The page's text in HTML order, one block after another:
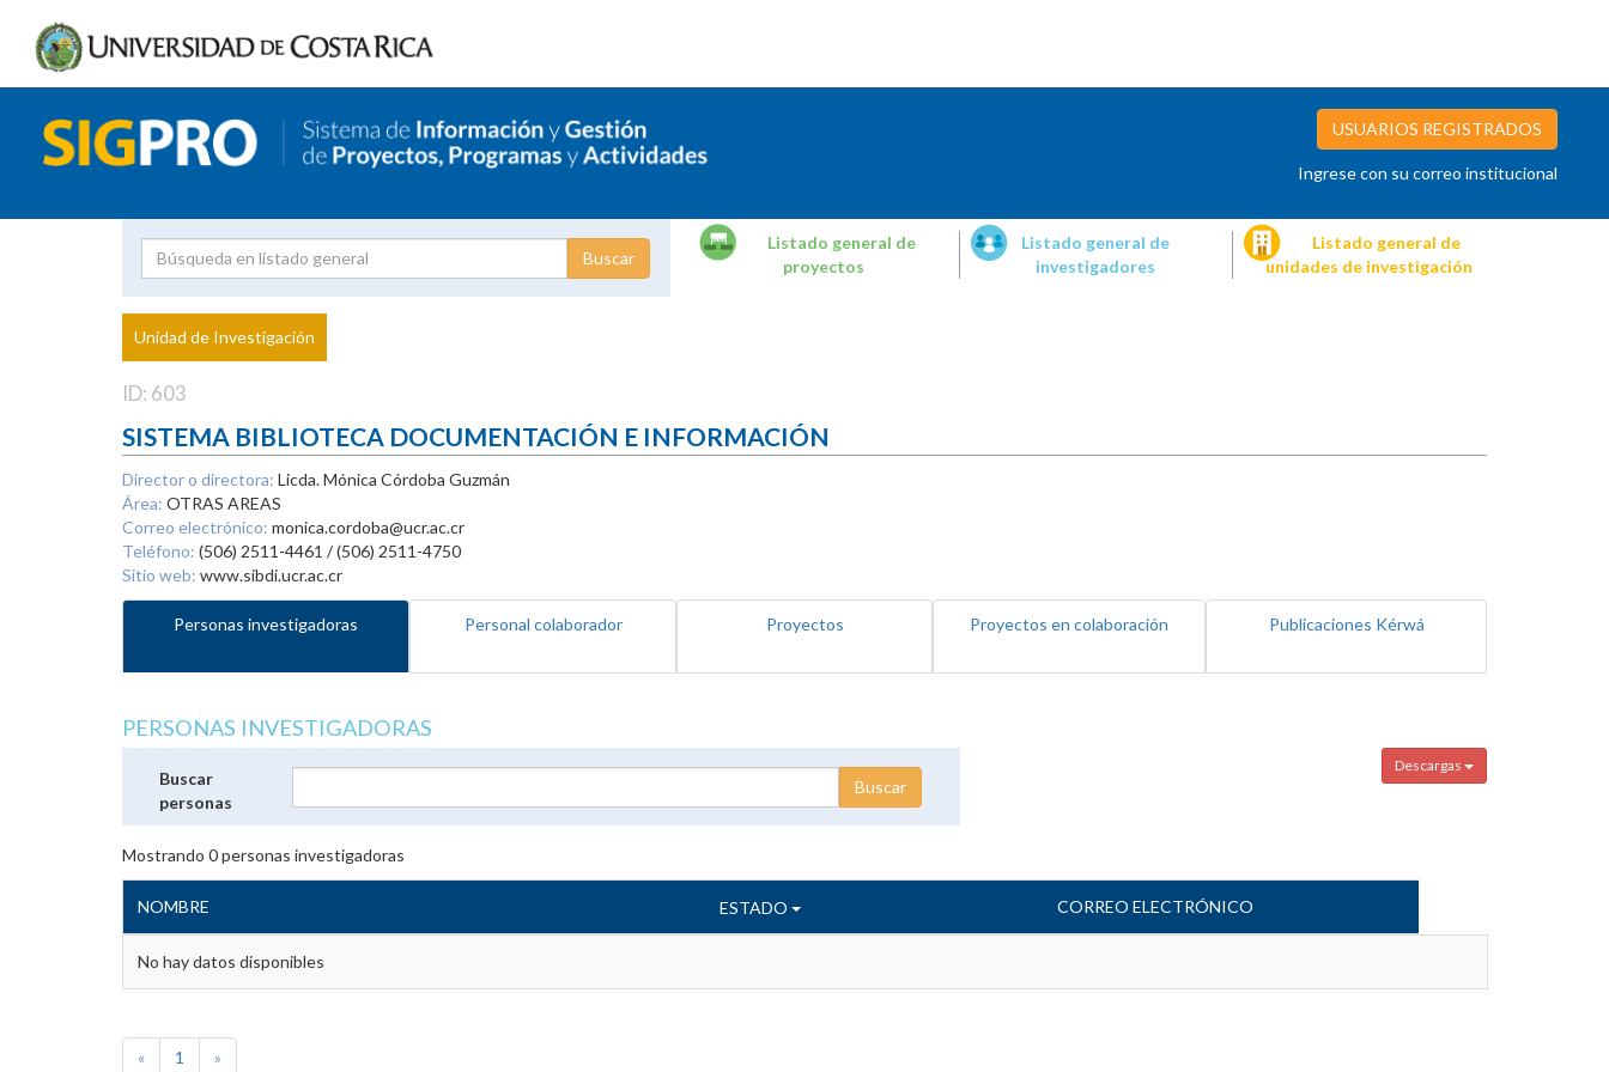
USUARIOS REGISTRADOS
Ingrese con su correo institucional
Proyecto
Investigador
Listado general de
proyectos
Listado general de
investigadores
Listado general de
unidades de investigación
Unidad de Investigación
ID: 603
SISTEMA BIBLIOTECA DOCUMENTACIÓN E INFORMACIÓN
Director o directora: Licda. Mónica Córdoba Guzmán
Área: OTRAS AREAS
Correo electrónico: monica.cordoba@ucr.ac.cr
Teléfono: (506) 2511-4461 / (506) 2511-4750
Sitio web: www.sibdi.ucr.ac.cr
Personas investigadoras Personal colaborador Proyectos Proyectos en colaboración Publicaciones Kérwá
PERSONAS INVESTIGADORAS
Descargas
Buscar
personas
Mostrando 0personas investigadoras
NOMBRE ESTADO CORREO ELECTRÓNICO
No hay datos disponibles
« 1 »